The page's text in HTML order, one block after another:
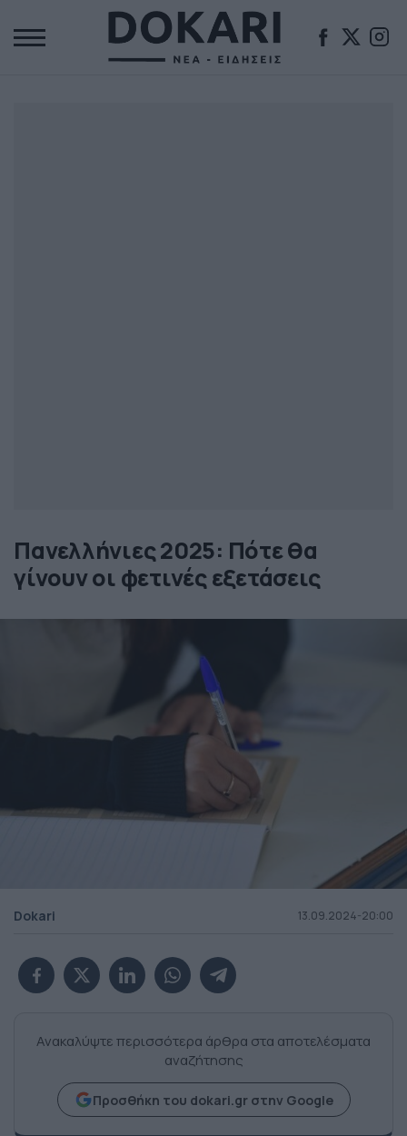
Πανελλήνιες 2025: Πότε θα
γίνουν οι φετινές εξετάσεις
Dokari 13.09.2024-20:00
Ανακαλύψτε περισσότερα άρθρα στα αποτελέσματα
αναζήτησης
Προσθήκη του dokari.gr στην Google